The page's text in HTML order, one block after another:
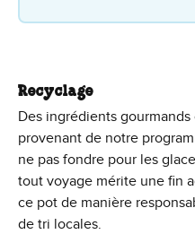
Recyclage
Des ingrédients
provenant de notre
ne pas fondre pour les
tout voyage mérite une fin
ce pot de manière
de tri locales.